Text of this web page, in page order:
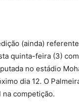
(ainda)
quinta-feira (3)
no estádio
dia 12. O
na competição.